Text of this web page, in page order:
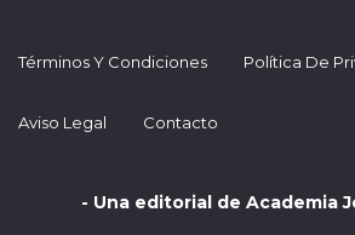
Términos Y Condiciones Política De
Aviso Legal Contacto
- Una editorial de Academia